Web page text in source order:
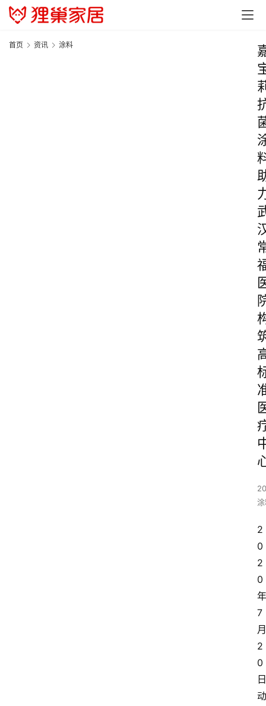
首页 资讯 涂料
2
0
2
0
年
7
月
2
0
日
动